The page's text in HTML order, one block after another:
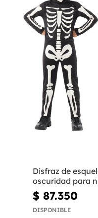
Disfraz de
oscuridad para
$ 87.350
DISPONIBLE